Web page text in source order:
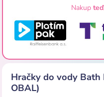
Nakup teď
Hračky do vody Bath
OBAL)